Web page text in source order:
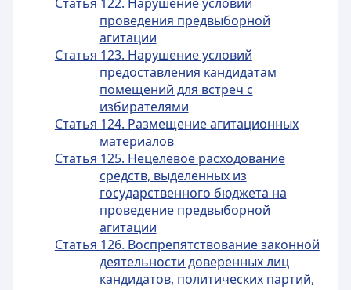
проведения предвыборной
агитации
Статья 123. Нарушение условий
предоставления кандидатам
помещений для встреч с
избирателями
Статья 124. Размещение агитационных
материалов
Статья 125. Нецелевое расходование
средств, выделенных из
государственного бюджета на
проведение предвыборной
агитации
Статья 126. Воспрепятствование законной
деятельности доверенных лиц
кандидатов, политических партий,